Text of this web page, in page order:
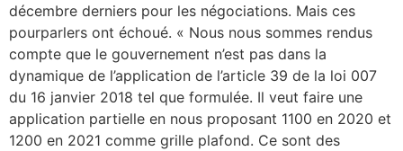
décembre derniers pour les négociations. Mais ces
pourparlers ont échoué. « Nous nous sommes rendus
compte que le gouvernement n’est pas dans la
dynamique de l’application de l’article 39 de la loi 007
du 16 janvier 2018 tel que formulée. Il veut faire une
application partielle en nous proposant 1100 en 2020 et
1200 en 2021 comme grille plafond. Ce sont des